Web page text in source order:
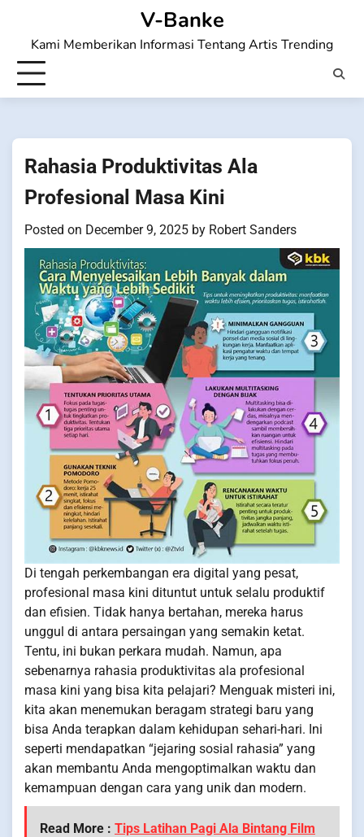
content
V-Banke
Kami Memberikan Informasi Tentang Artis Trending
Rahasia Produktivitas Ala
Profesional Masa Kini
Posted on December 9, 2025 by Robert Sanders
Di tengah perkembangan era digital yang pesat,
profesional masa kini dituntut untuk selalu produktif
dan efisien. Tidak hanya bertahan, mereka harus
unggul di antara persaingan yang semakin ketat.
Tentu, ini bukan perkara mudah. Namun, apa
sebenarnya rahasia produktivitas ala profesional
masa kini yang bisa kita pelajari? Menguak misteri ini,
kita akan menemukan beragam strategi baru yang
bisa Anda terapkan dalam kehidupan sehari-hari. Ini
seperti mendapatkan “jejaring sosial rahasia” yang
akan membantu Anda mengoptimalkan waktu dan
kemampuan dengan cara yang unik dan modern.
Read More : Tips Latihan Pagi Ala Bintang Film